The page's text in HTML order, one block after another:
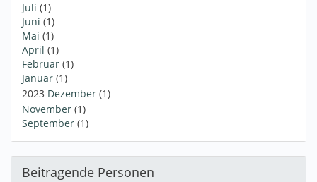
Juli (1)
Juni (1)
Mai (1)
April (1)
Februar (1)
Januar (1)
2023 Dezember (1)
November (1)
September (1)
Beitragende Personen